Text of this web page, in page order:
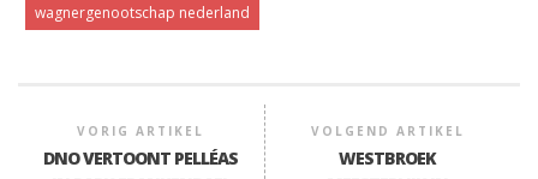
wagnergenootschap nederland
VORIG ARTIKEL
DNO VERTOONT PELLÉAS
VOLGEND ARTIKEL
WESTBROEK